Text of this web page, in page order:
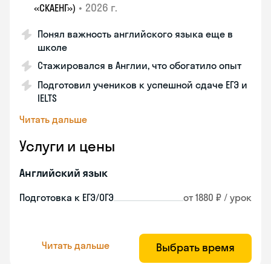
«СКАЕНГ») • 2026 г.
Понял важность английского языка еще в
школе
Стажировался в Англии, что обогатило опыт
Подготовил учеников к успешной сдаче ЕГЭ и
IELTS
Читать дальше
Услуги и цены
Английский язык
Подготовка к ЕГЭ/ОГЭ от 1880 ₽ / урок
Читать дальше Выбрать время